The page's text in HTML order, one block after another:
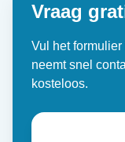
Vraag
Vul het
neemt snel
kosteloos.